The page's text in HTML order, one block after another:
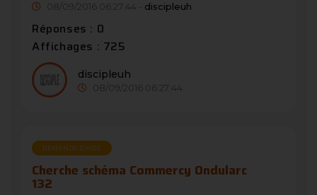
08/09/2016 06:27:44 - discipleuh
Réponses : 0
Affichages : 725
discipleuh
08/09/2016 06:27:44
DEMANDE D’AIDE
Cherche schéma Commercy Ondularc
132